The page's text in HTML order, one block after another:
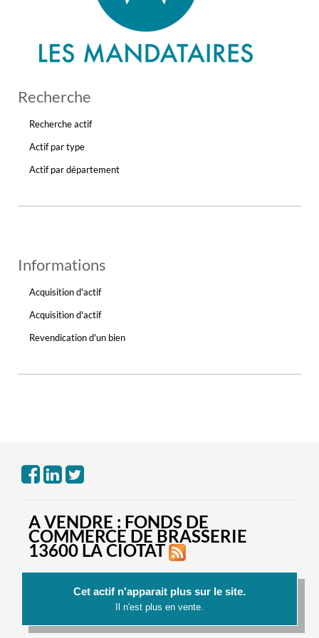
Recherche
Recherche actif
Actif par type
Actif par département
Informations
Acquisition d'actif
Acquisition d'actif
Revendication d'un bien
A VENDRE : FONDS DE
COMMERCE DE BRASSERIE
13600 LA CIOTAT
Cet actif n'apparait plus sur le site.
Il n'est plus en vente.